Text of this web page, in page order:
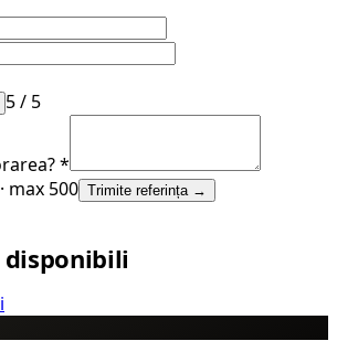
5/ 5
*
max 500 Trimite referința →